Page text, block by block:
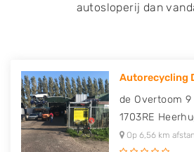
autosloperij dan
Autorecycling
de Overtoom 9
1703RE
Op 6,56 km